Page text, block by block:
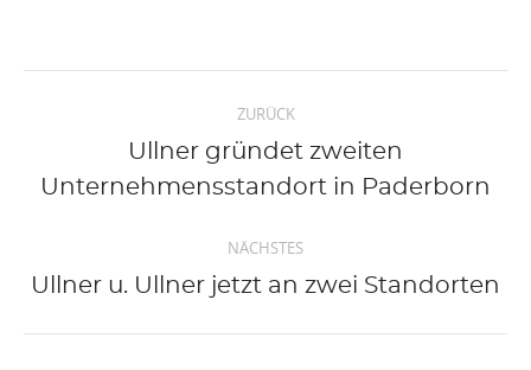
ZURÜCK
Vorheriger
Beitrag:
Ullner gründet zweiten
Unternehmensstandort in Paderborn
NÄCHSTES
Nächster
Ullner u. Ullner jetzt an zwei Standorten